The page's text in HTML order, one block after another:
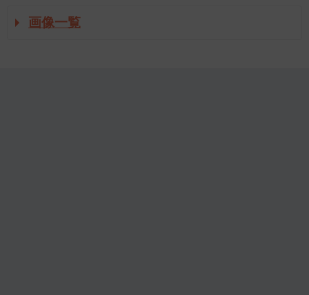
画像一覧